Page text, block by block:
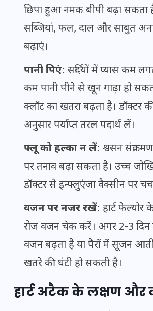
छिपा हुआ नमक बीपी बढ़ा सकता
सब्जियां, फल, दाल और साबुत
बढ़ाएं।
पानी पिएं: सर्दियों में प्यास कम
कम पानी पीने से खून गाढ़ा हो
क्लॉट का खतरा बढ़ता है। डॉक्टर
अनुसार पर्याप्त तरल पदार्थ लें।
फ्लू को हल्का न लें: श्वसन
पर तनाव बढ़ा सकता है। उच्च
डॉक्टर से इन्फ्लुएंजा वैक्सीन पर
वजन पर नजर रखें: हार्ट
रोज वजन चेक करें। अगर 2-3
वजन बढ़ता है या पैरों में सूजन
खतरे की घंटी हो सकती है।
हार्ट अटैक के लक्षण और